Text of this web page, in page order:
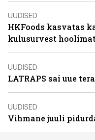
UUDISED
HKFoods kasvatas
kulusurvest
UUDISED
LATRAPS sai uue
UUDISED
Vihmane juuli